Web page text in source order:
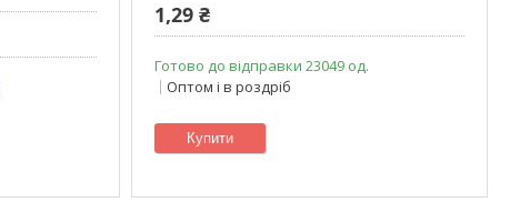
1,29 ₴
Готово до відправки 23049 од.
Оптом і в роздріб
Купити